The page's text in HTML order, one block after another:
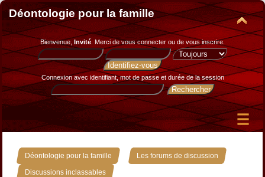
Déontologie pour la famille
Bienvenue, Invité. Merci devous connecter ou de vous inscrire.
Connexion avec identifiant, mot de passe et durée de la session
Déontologie pour la famille » Les forums de discussion »
Discussions inclassables »